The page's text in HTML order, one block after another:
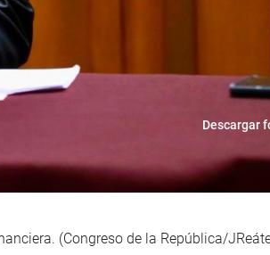
Descargar
(Congreso de la República/